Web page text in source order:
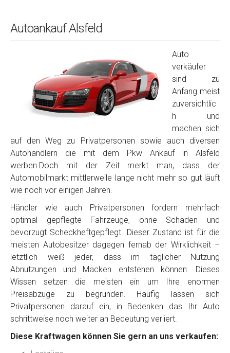
Autoankauf Alsfeld
Auto
verkäufer
sind zu
Anfang meist
zuversichtlic
h und
machen sich
auf den Weg zu Privatpersonen sowie auch diversen
Autohändlern die mit dem Pkw Ankauf in Alsfeld
werben.Doch mit der Zeit merkt man, dass der
Automobilmarkt mittlerweile lange nicht mehr so gut läuft
wie noch vor einigen Jahren.
Händler wie auch Privatpersonen fordern mehrfach
optimal gepflegte Fahrzeuge, ohne Schaden und
bevorzugt Scheckheftgepflegt. Dieser Zustand ist für die
meisten Autobesitzer dagegen fernab der Wirklichkeit –
letztlich weiß jeder, dass im täglicher Nutzung
Abnutzungen und Macken entstehen können. Dieses
Wissen setzen die meisten ein um Ihre enormen
Preisabzüge zu begründen. Häufig lassen sich
Privatpersonen darauf ein, in Bedenken das Ihr Auto
schrittweise noch weiter an Bedeutung verliert.
Diese Kraftwagen können Sie gern an uns verkaufen: